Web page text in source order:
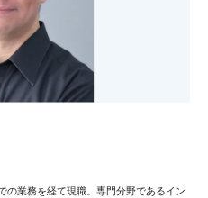
の業務を経て現職。専門分野であるイン